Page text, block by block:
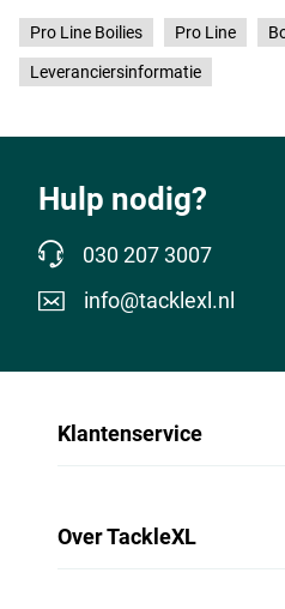
Pro Line Boilies Pro Line
Leveranciersinformatie
Hulp nodig?
030 207 3007
info@tacklexl.nl
Klantenservice
Over TackleXL